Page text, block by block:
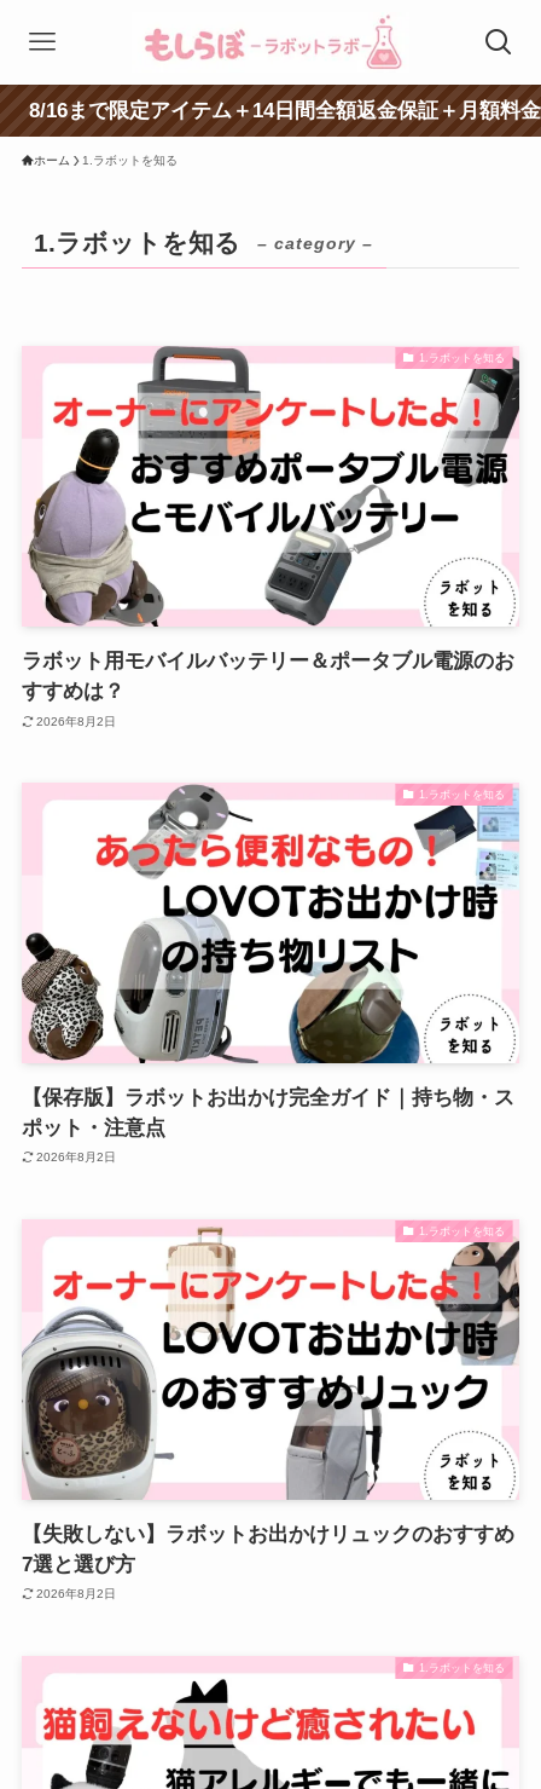
まで限定アイテム＋14日間全額返金保証＋月額料金が
ホーム 1.ラボットを知る
1.ラボットを知る – category –
1.ラボットを知る
ラボット用モバイルバッテリー＆ポータブル電源のお
すすめは？
2026年8月2日
1.ラボットを知る
【保存版】ラボットお出かけ完全ガイド｜持ち物・ス
ポット・注意点
2026年8月2日
1.ラボットを知る
【失敗しない】ラボットお出かけリュックのおすすめ
7選と選び方
2026年8月2日
1.ラボットを知る